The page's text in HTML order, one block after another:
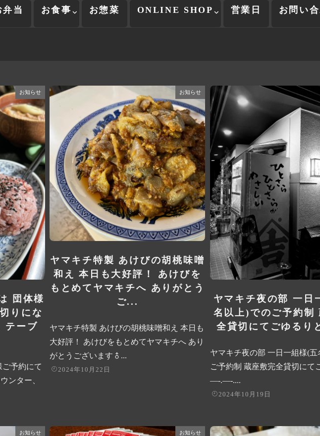
弁当 お食事 お惣菜 ONLINE SHOP 営業日 お問い
お知らせ
団体様
りにな
テーブ
予約にて
ンター、
お知らせ
ヤマキチ特製 あけびの胡桃味噌
和え 本日も大好評！ あけびを
もとめてヤマキチへ ありがとう
ご...
ヤマキチ特製 あけびの胡桃味噌和え 本日も
大好評！ あけびをもとめてヤマキチへ あり
がとうございます‍♂...
2024年10月22日
ヤマキチ夜の部 一日
名以上)でのご予約制
全貸切にてごゆるり
ヤマキチ夜の部 一日一組様(五
ご予約制 蔵座敷完全貸切にて
—-.—-....
2024年10月19日
お知らせ お知らせ